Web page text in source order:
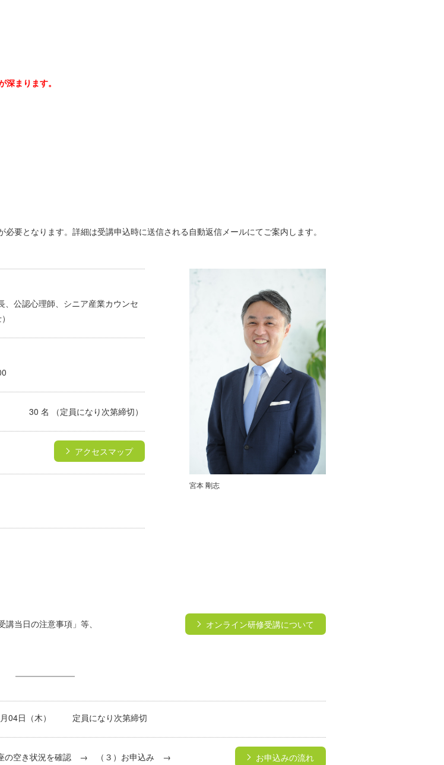
まります。
必要となります。詳細は受講申込時に送信される自動返信メールにてご案内します。
、公認心理師、シニア産業カウンセ
30 名 （定員になり次第締切）
アクセスマップ
宮本 剛志
当日の注意事項」等、
オンライン研修受講について
月04日（木） 定員になり次第締切
の空き状況を確認 → （３）お申込み →
お申込みの流れ